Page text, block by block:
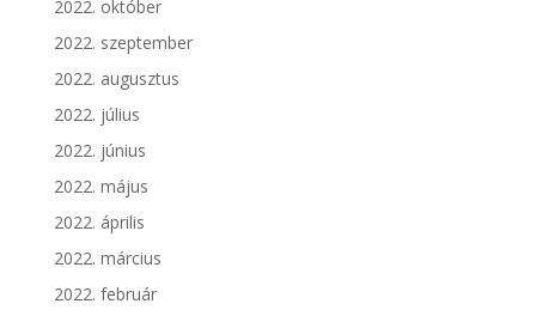
2022. október
2022. szeptember
2022. augusztus
2022. július
2022. június
2022. május
2022. április
2022. március
2022. február